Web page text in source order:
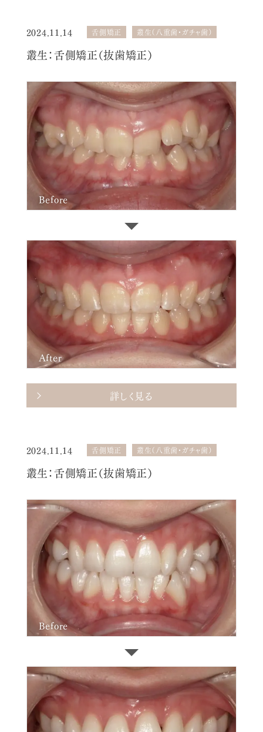
2024.11.14 舌側矯正 叢生（八重歯・ガチャ歯）
叢生：舌側矯正（抜歯矯正）
Before
After
詳しく見る
2024.11.14 舌側矯正 叢生（八重歯・ガチャ歯）
叢生：舌側矯正（抜歯矯正）
Before